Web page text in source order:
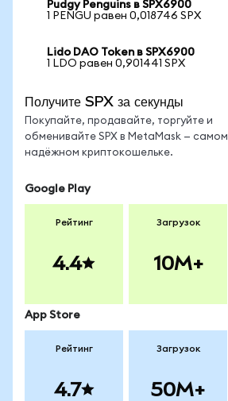
Pudgy Penguins в SPX6900
1 PENGU равен 0,018746 SPX
Lido DAO Token в SPX6900
1 LDO равен 0,901441 SPX
Получите SPX за секунды
Покупайте, продавайте, торгуйте и
обменивайте SPX в MetaMask — самом
надёжном криптокошельке.
Google Play
Рейтинг
4.4
Загрузок
10M+
App Store
Рейтинг
4.7
Загрузок
50M+